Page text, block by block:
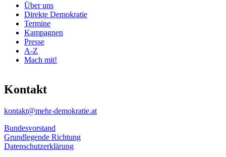
Über uns
Direkte Demokratie
Termine
Kampagnen
Presse
A-Z
Mach mit!
Kontakt
kontakt@mehr-demokratie.at
Bundesvorstand
Grundlegende Richtung
Datenschutzerklärung